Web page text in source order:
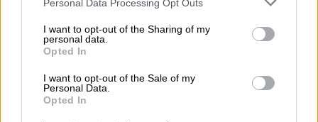
not limited to your visit or usage behaviour. You may click to
grant or deny consent to Google and its third-party tags to
use your data for below specified purposes in below Google
consent section.
Personal Data Processing Opt Outs
I want to opt-out of the Sharing of my
personal data.
Opted In
I want to opt-out of the Sale of my
Personal Data.
Opted In
«Τα ωστικά κύματα σε στεριά και θάλασσα
είναι μικροενόχληση σε σύγκριση με τη
ουρανό».